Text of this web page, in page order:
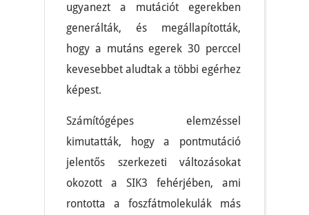
ugyanezt a mutációt egerekben
generálták, és megállapították,
hogy a mutáns egerek 30 perccel
kevesebbet aludtak a többi egérhez
képest.
Számítógépes elemzéssel
kimutatták, hogy a pontmutáció
jelentős szerkezeti változásokat
okozott a SIK3 fehérjében, ami
rontotta a foszfátmolekulák más